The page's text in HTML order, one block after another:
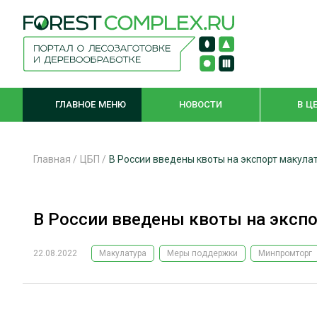
ГЛАВНОЕ МЕНЮ НОВОСТИ В
ЛЕСОЗАГОТОВКА
ОБРАБОТКА ДРЕВЕСИНЫ
ЛЕСОПИЛЕНИЕ
Главная / ЦБП / В России введены квоты на экспорт
В России введены квоты на
22.08.2022 Макулатура Меры поддержки Минпромторг